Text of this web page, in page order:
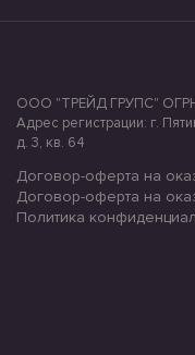
ООО "ТРЕЙД ГРУПС" ОГРН
Адрес регистрации: г.
д. 3, кв. 64
Договор-оферта на
Договор-оферта на
Политика